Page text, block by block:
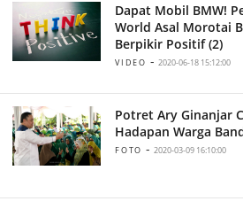
Dapat Mobil BMW!
World Asal Morotai
Berpikir Positif (2)
VIDEO - 2020-06-18 15:12:00
Potret Ary Ginanjar
Hadapan Warga
FOTO -2020-03-09 16:10:00